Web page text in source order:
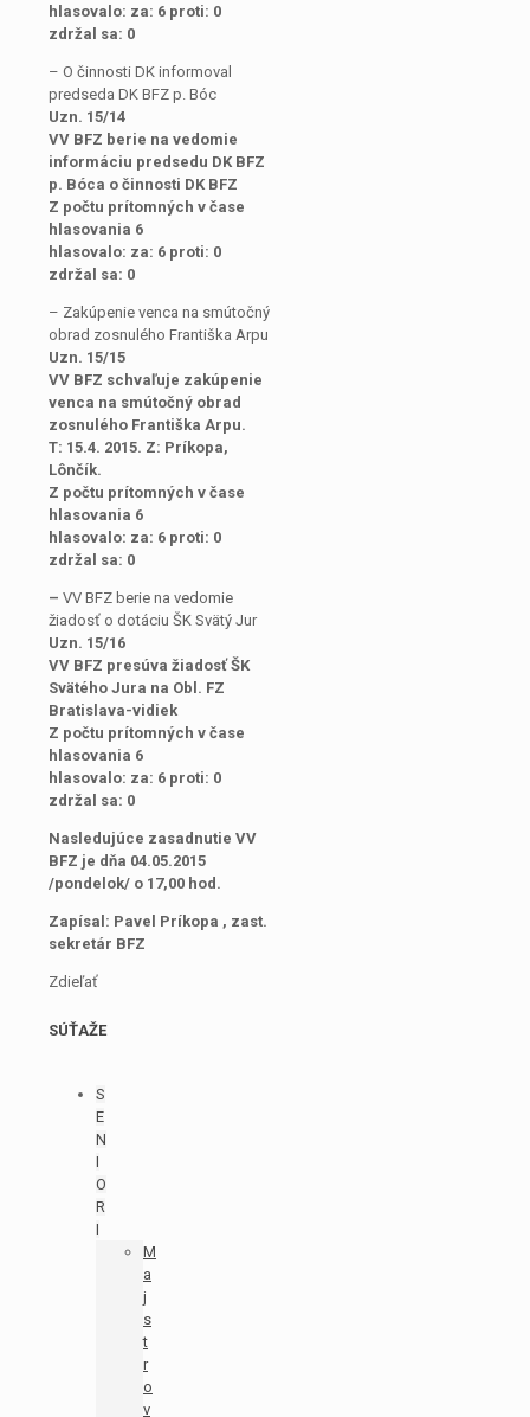
hlasovalo: za: 6 proti: 0
zdržal sa: 0
– O činnosti DK informoval
predseda DK BFZ p. Bóc
Uzn. 15/14
VV BFZ berie na vedomie
informáciu predsedu DK BFZ
p. Bóca o činnosti DK BFZ
Z počtu prítomných v čase
hlasovania 6
hlasovalo: za: 6 proti: 0
zdržal sa: 0
– Zakúpenie venca na smútočný
obrad zosnulého Františka Arpu
Uzn. 15/15
VV BFZ schvaľuje zakúpenie
venca na smútočný obrad
zosnulého Františka Arpu.
T: 15.4. 2015. Z: Príkopa,
Lônčík.
Z počtu prítomných v čase
hlasovania 6
hlasovalo: za: 6 proti: 0
zdržal sa: 0
– VV BFZ berie na vedomie
žiadosť o dotáciu ŠK Svätý Jur
Uzn. 15/16
VV BFZ presúva žiadosť ŠK
Svätého Jura na Obl. FZ
Bratislava-vidiek
Z počtu prítomných v čase
hlasovania 6
hlasovalo: za: 6 proti: 0
zdržal sa: 0
Nasledujúce zasadnutie VV
BFZ je dňa 04.05.2015
/pondelok/ o 17,00 hod.
Zapísal: Pavel Príkopa , zast.
sekretár BFZ
Zdieľať
SÚŤAŽE
S
E
N
I
O
R
I
M
a
j
s
t
r
o
v